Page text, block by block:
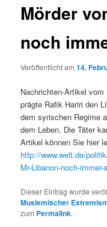
Mörder
noch
Veröffentlicht am14.
Nachrichten-Artikel
prägte Rafik Hariri den
dem syrischen Regime
dem Leben. Die Täter
Artikel können Sie hier
http://www.welt.de/
Mr-Libanon-noch-
Dieser Eintrag wurde
Muslemischer
zum Permalink.